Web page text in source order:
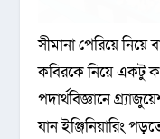
সীমানা পেরিয়ে
কবিরকে নিয়ে একটু
পদার্থবিজ্ঞানে
যান ইঞ্জিনিয়ারিং